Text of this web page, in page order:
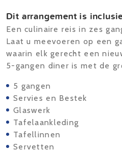
Dit arrangement is
Een culinaire reis in zes
Laat u meevoeren op een
waarin elk gerecht een
5-gangen diner is met de
5 gangen
Servies en Bestek
Glaswerk
Tafelaankleding
Tafellinnen
Servetten